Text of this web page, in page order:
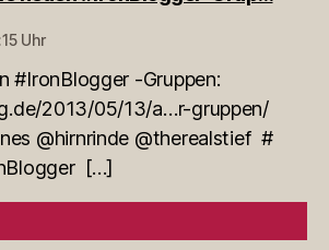
Uhr
#IronBlogger -Gruppen:
2013/05/13/a…r-gruppen/
@hirnrinde @therealstief #
[…]